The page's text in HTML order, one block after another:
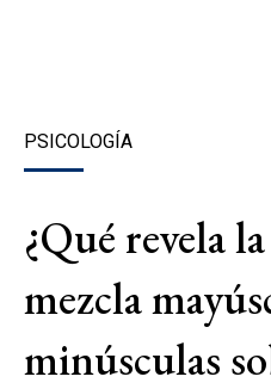
PSICOLOGÍA
¿Qué revela
mezcla
minúsculas